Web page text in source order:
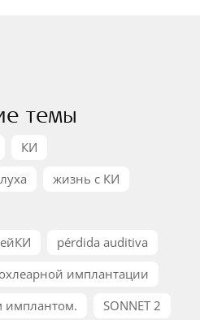
темы
КИ
жизнь с КИ
pérdida auditiva
имплантации
имплантом.
SONNET 2